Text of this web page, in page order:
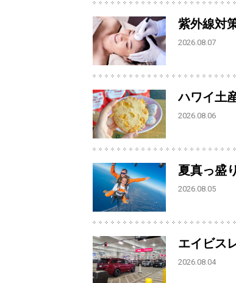
紫外線対
2026.08.07
ハワイ土
2026.08.06
夏真っ盛
2026.08.05
エイビス
2026.08.04